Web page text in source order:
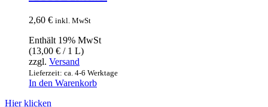
2,60 € inkl. MwSt
Enthält 19% MwSt
(13,00 € / 1 L)
zzgl. Versand
Lieferzeit: ca. 4-6 Werktage
In den Warenkorb
Hier klicken